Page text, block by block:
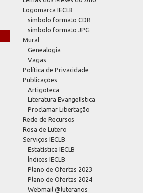
Logomarca IECLB
símbolo formato CDR
símbolo formato JPG
Mural
Genealogia
Vagas
Política de Privacidade
Publicações
Artigoteca
Literatura Evangelística
Proclamar Libertação
Rede de Recursos
Rosa de Lutero
Serviços IECLB
Estatística IECLB
Índices IECLB
Plano de Ofertas 2023
Plano de Ofertas 2024
Webmail @luteranos